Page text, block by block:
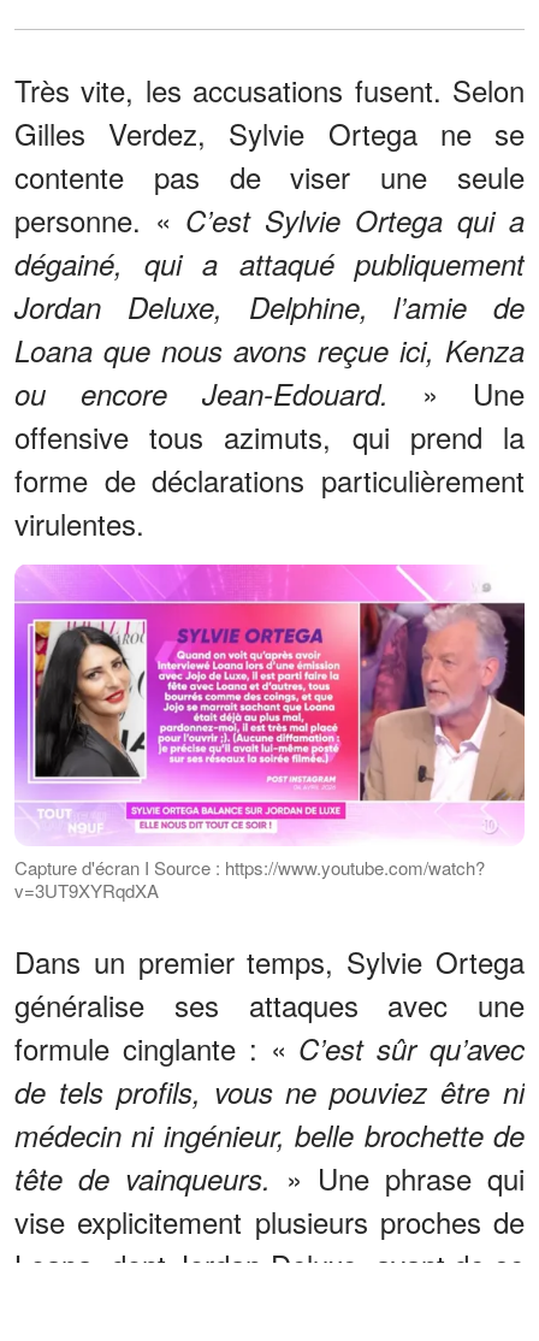
Très vite, les accusations fusent. Selon
Gilles Verdez, Sylvie Ortega ne se
contente pas de viser une seule
personne. « C’est Sylvie Ortega qui a
dégainé, qui a attaqué publiquement
Jordan Deluxe, Delphine, l’amie de
Loana que nous avons reçue ici, Kenza
ou encore Jean-Edouard. » Une
offensive tous azimuts, qui prend la
forme de déclarations particulièrement
virulentes.
Capture d'écran I Source : https://www.youtube.com/watch?
v=3UT9XYRqdXA
Dans un premier temps, Sylvie Ortega
généralise ses attaques avec une
formule cinglante : « C’est sûr qu’avec
de tels profils, vous ne pouviez être ni
médecin ni ingénieur, belle brochette de
tête de vainqueurs. » Une phrase qui
vise explicitement plusieurs proches de
Loana, dont Jordan Deluxe, avant de se